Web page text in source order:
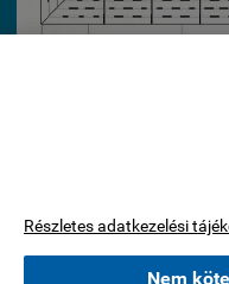
Részletes adatkezelési
Nem